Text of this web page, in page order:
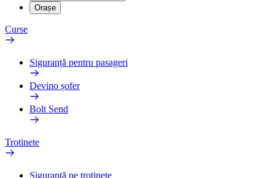
Orașe
Curse
Siguranță pentru pasageri
Devino șofer
Bolt Send
Trotinete
Siguranță pe trotinete